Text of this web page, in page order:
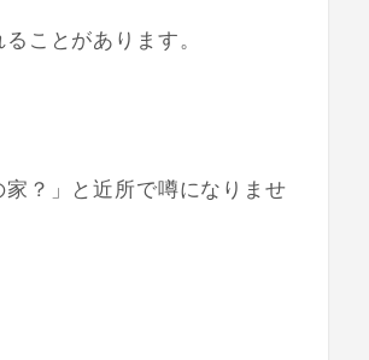
ことがあります。
？」と近所で噂になりませ